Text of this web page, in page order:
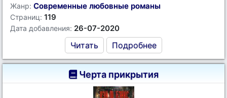
Жанр: Современные любовные романы
Страниц: 119
Дата добавления: 26-07-2020
Читать Подробнее
Черта прикрытия